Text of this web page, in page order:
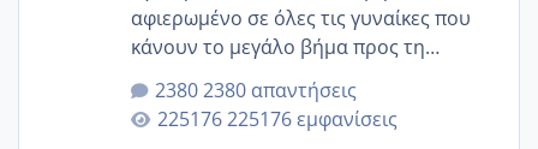
αφιερωμένο σε όλες τις γυναίκες που
κάνουν το μεγάλο βήμα προς τη
μητρότητα μέσω εξωσωματικής το 2025.
Εδώ θα μοιραστούμε αγωνίες, χαρές,
εμπειρίες και κάθε μικρή ή μεγάλη
2380 απαντήσεις
225176 εμφανίσεις